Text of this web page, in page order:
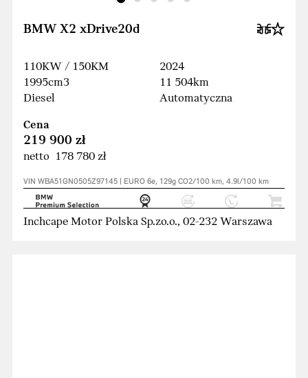
BMW X2 xDrive20d
110KW / 150KM
1995cm3
Diesel
2024
11 504km
Automatyczna
Cena
219 900 zł
netto 178 780 zł
VIN WBA51GN0505Z97145 | EURO 6e, 129g CO2/100 km, 4.9l/100 km
Inchcape Motor Polska Sp.zo.o., 02-232 Warszawa